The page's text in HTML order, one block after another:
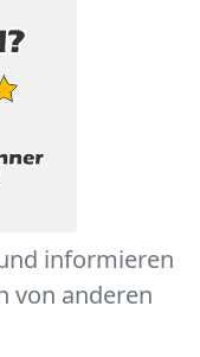
informieren
von anderen